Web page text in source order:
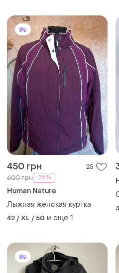
450 грн 25
600 грн -25%
Human Nature
Лыжная женская куртка
42 / XL / 50 и еще 1